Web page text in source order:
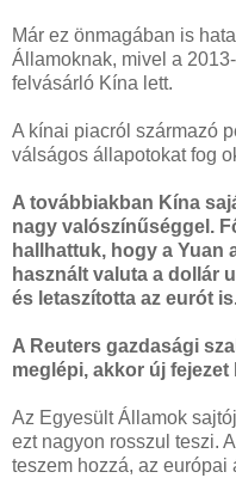
Már ez önmagában is
Államoknak, mivel a
felvásárló Kína lett.
A kínai piacról származó
válságos állapotokat fog
A továbbiakban Kína
nagy valószínűséggel.
hallhattuk, hogy a Yuan
használt valuta a dollár
és letaszította az eurót
A Reuters gazdasági
meglépi, akkor új
Az Egyesült Államok
ezt nagyon rosszul teszi.
teszem hozzá, az európai